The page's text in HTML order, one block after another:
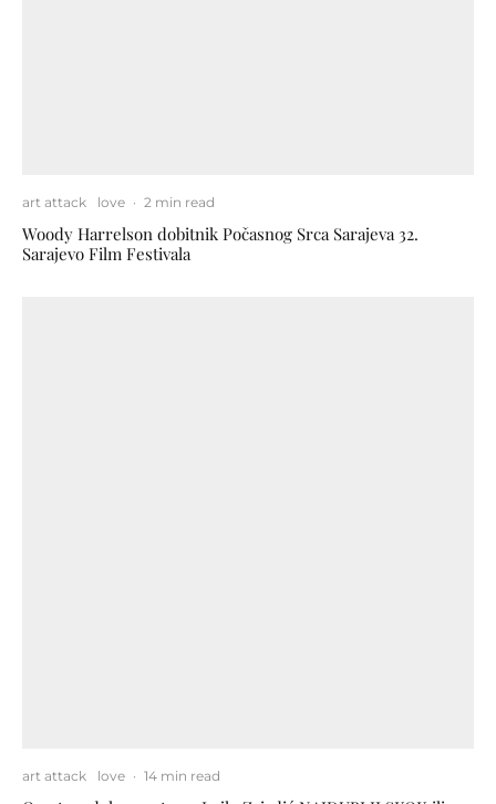
art attack love · 2 min read
Woody Harrelson dobitnik Počasnog Srca Sarajeva 32.
Sarajevo Film Festivala
art attack love · 14 min read